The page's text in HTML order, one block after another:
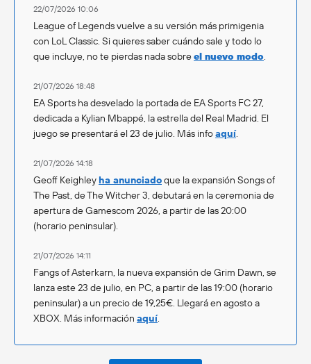
22/07/2026 10:06
League of Legends vuelve a su versión más primigenia
con LoL Classic. Si quieres saber cuándo sale y todo lo
que incluye, no te pierdas nada sobreel nuevo modo
21/07/2026 18:48
EA Sports ha desvelado la portada de EA Sports FC 27,
dedicada a Kylian Mbappé, la estrella del Real Madrid. El
juego se presentará el 23 de julio. Más infoaquí.
21/07/2026 14:18
Geoff Keighley ha anunciadoque la expansión Songs of
The Past, de The Witcher 3, debutará en la ceremonia de
apertura de Gamescom 2026, a partir de las 20:00
(horario peninsular).
21/07/2026 14:11
Fangs of Asterkarn, la nueva expansión de Grim Dawn, se
lanza este 23 de julio, en PC, a partir de las 19:00 (horario
peninsular) a un precio de 19,25€. Llegará en agosto a
XBOX. Más información aquí.